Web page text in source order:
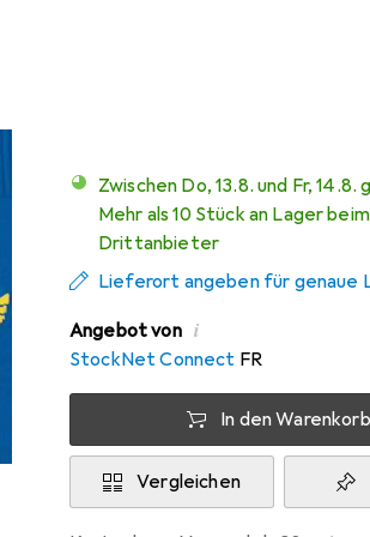
Zwischen Do, 13.8. und Fr,
Mehr als 10 Stück an Lager beim
Drittanbieter
Lieferort angeben für genaue
Angebot von i
StockNet Connect FR
In den Warenkorb
Vergleichen